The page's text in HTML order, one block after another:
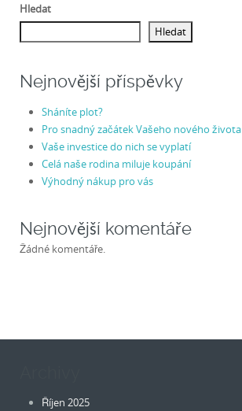
Hledat
Hledat
Nejnovější příspěvky
Sháníte plot?
Pro snadný začátek Vašeho nového života
Vaše investice do nich se vyplatí
Celá naše rodina miluje koupání
Výhodný nákup pro vás
Nejnovější komentáře
Žádné komentáře.
Říjen 2025